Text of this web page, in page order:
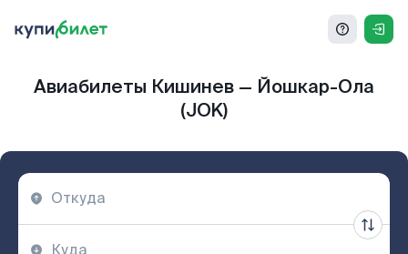
Авиабилеты Кишинев — Йошкар-Ола
(JOK)